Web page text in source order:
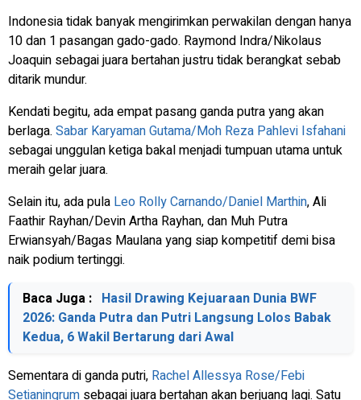
Indonesia tidak banyak mengirimkan perwakilan dengan hanya
10 dan 1 pasangan gado-gado. Raymond Indra/Nikolaus
Joaquin sebagai juara bertahan justru tidak berangkat sebab
ditarik mundur.
Kendati begitu, ada empat pasang ganda putra yang akan
berlaga. Sabar Karyaman Gutama/Moh Reza Pahlevi Isfahani
sebagai unggulan ketiga bakal menjadi tumpuan utama untuk
meraih gelar juara.
Selain itu, ada pula Leo Rolly Carnando/Daniel Marthin, Ali
Faathir Rayhan/Devin Artha Rayhan, dan Muh Putra
Erwiansyah/Bagas Maulana yang siap kompetitif demi bisa
naik podium tertinggi.
Baca Juga : Hasil Drawing Kejuaraan Dunia BWF
2026: Ganda Putra dan Putri Langsung Lolos Babak
Kedua, 6 Wakil Bertarung dari Awal
Sementara di ganda putri, Rachel Allessya Rose/Febi
Setianingrum sebagai juara bertahan akan berjuang lagi. Satu